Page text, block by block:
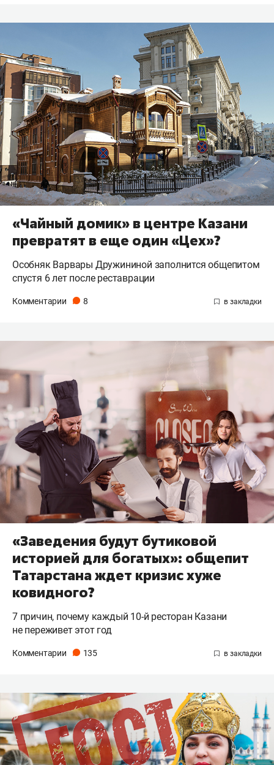
«Чайный домик» в центре Казани
превратят в еще один «Цех»?
Особняк Варвары Дружининой заполнится общепитом
спустя 6 лет после реставрации
Комментарии 8
«Заведения будут бутиковой
историей для богатых»: общепит
Татарстана ждет кризис хуже
ковидного?
7 причин, почему каждый 10-й ресторан Казани
не переживет этот год
Комментарии 135